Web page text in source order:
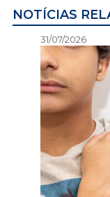
NOTÍCIAS
31/07/2026